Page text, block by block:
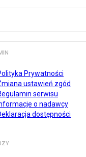
Prywatności
ustawień zgód
serwisu
o nadawcy
dostępności